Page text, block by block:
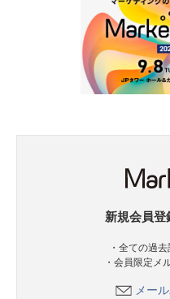
新規会員登
・全ての過
・会員限定メ
メー